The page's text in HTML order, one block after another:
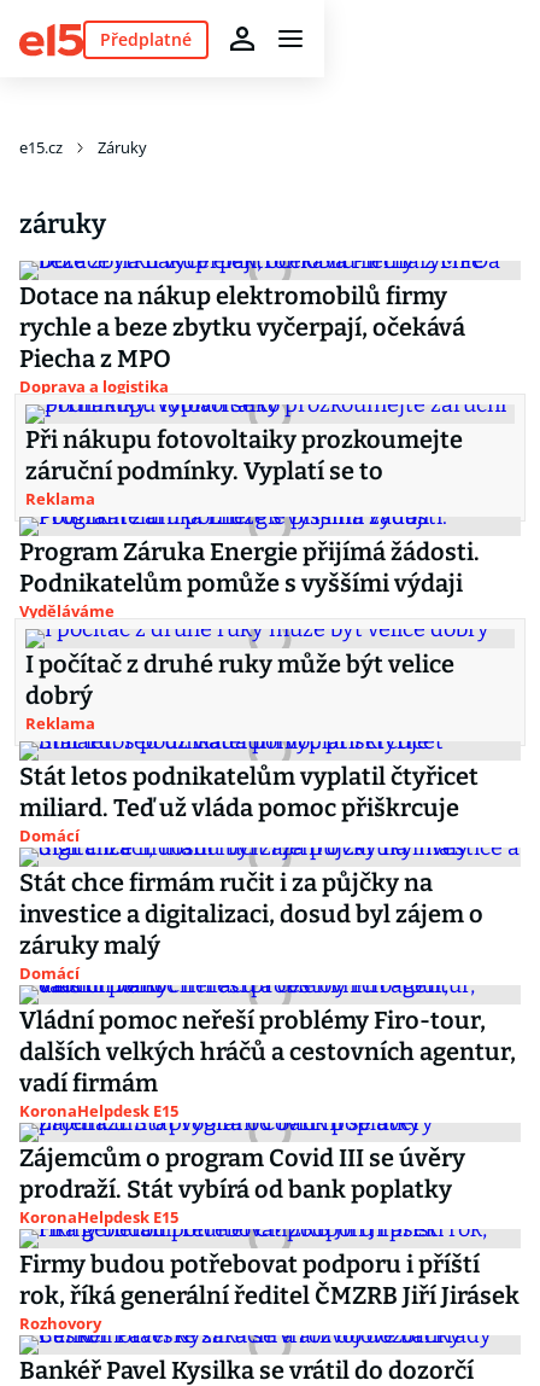
Předplatné
e15.cz Záruky
záruky
Dotace na nákup elektromobilů firmy
rychle a beze zbytku vyčerpají, očekává
Piecha z MPO
Doprava a logistika
Při nákupu fotovoltaiky prozkoumejte
záruční podmínky. Vyplatí se to
Reklama
Program Záruka Energie přijímá žádosti.
Podnikatelům pomůže s vyššími výdaji
Vyděláváme
I počítač z druhé ruky může být velice
dobrý
Reklama
Stát letos podnikatelům vyplatil čtyřicet
miliard. Teď už vláda pomoc přiškrcuje
Domácí
Stát chce firmám ručit i za půjčky na
investice a digitalizaci, dosud byl zájem o
záruky malý
Domácí
Vládní pomoc neřeší problémy Firo-tour,
dalších velkých hráčů a cestovních agentur,
vadí firmám
KoronaHelpdesk E15
Zájemcům o program Covid III se úvěry
prodraží. Stát vybírá od bank poplatky
KoronaHelpdesk E15
Firmy budou potřebovat podporu i příští
rok, říká generální ředitel ČMZRB Jiří Jirásek
Rozhovory
Bankéř Pavel Kysilka se vrátil do dozorčí